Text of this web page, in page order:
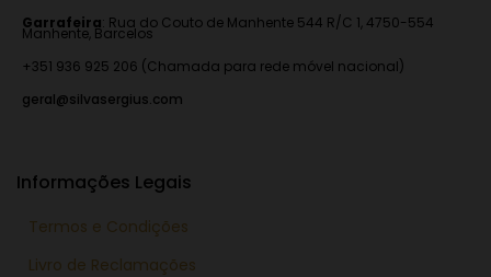
Garrafeira: Rua do Couto de Manhente 544 R/C 1, 4750-554
Manhente, Barcelos
+351 936 925 206 (Chamada para rede móvel nacional)
geral@silvasergius.com
Informações Legais
Termos e Condições
Livro de Reclamações